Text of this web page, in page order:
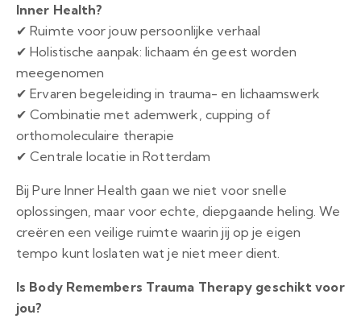
Inner Health?
✔ Ruimte voor jouw persoonlijke verhaal
✔ Holistische aanpak: lichaam én geest worden
meegenomen
✔ Ervaren begeleiding in trauma- en lichaamswerk
✔ Combinatie met ademwerk, cupping of
orthomoleculaire therapie
✔ Centrale locatie in Rotterdam
Bij Pure Inner Health gaan we niet voor snelle
oplossingen, maar voor echte, diepgaande heling. We
creëren een veilige ruimte waarin jij op je eigen
tempo kunt loslaten wat je niet meer dient.
Is Body Remembers Trauma Therapy geschikt voor
jou?